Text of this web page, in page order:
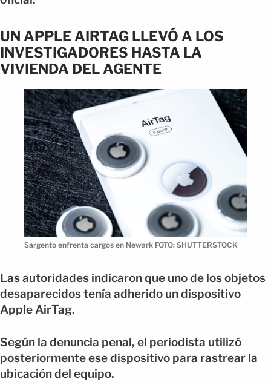
UN APPLE AIRTAG LLEVÓ A LOS
INVESTIGADORES HASTA LA
VIVIENDA DEL AGENTE
Sargento enfrenta cargos en Newark FOTO: SHUTTERSTOCK
Las autoridades indicaron que uno de los objetos
desaparecidos tenía adherido un dispositivo
Apple AirTag.
Según la denuncia penal, el periodista utilizó
posteriormente ese dispositivo para rastrear la
ubicación del equipo.